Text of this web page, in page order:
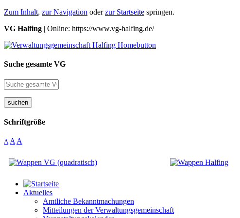
Zum Inhalt, zur Navigation oderzur Startseite springen.
VG Halfing | Online: https://www.vg-halfing.de/
Suche gesamte VG
suchen
Schriftgröße
A A A
Aktuelles
Amtliche Bekanntmachungen
Mitteilungen der Verwaltungsgemeinschaft